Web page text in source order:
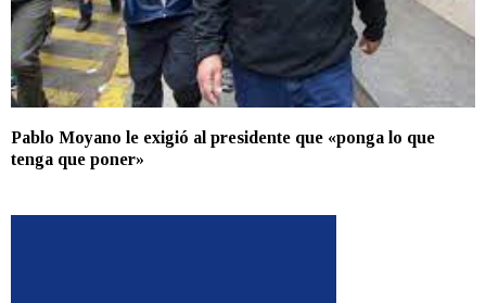
Pablo Moyano le exigió al presidente que «ponga lo que
tenga que poner»